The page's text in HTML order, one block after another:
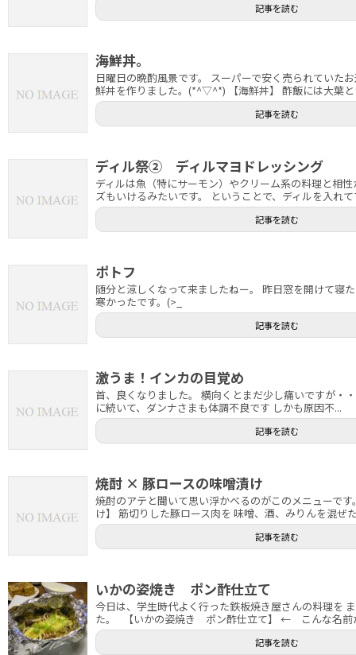
記事を読む
海鮮丼。
日曜日の晩酌風景です。 スーパーで安く売られていた
鮮丼を作りました。(*^▽^*) 【海鮮丼】 酢飯には大葉と
記事を読む
ディル祭② ディルマヨドレッシング
ディルは魚（特にサーモン）やクリーム系の料理と相
ズもいけるみたいです。 ということで、ディルを入れ
記事を読む
ポトフ
随分と涼しくなって来ましたねー。 昨日窓を開けて寝
寒かったです。(>_
記事を読む
激うま！インカの目覚め
首、良くなりました。 横向くとまだ少し痛いですが・
に続いて、ダンナさまも体調不良です しかも原因不...
記事を読む
焼酎 × 豚ロースの味噌漬け
焼酎のアテと聞いて思い浮かべるのがこのメニューで
け】 筋切りした豚ロース肉を 味噌、酒、みりんを混ぜ
記事を読む
いかの姿焼き ポン酢仕立て
今日は、学生時代よく行った鉄板焼き屋さんの料理を
た。 【いかの姿焼き ポン酢仕立て】 ← こんな名前
記事を読む